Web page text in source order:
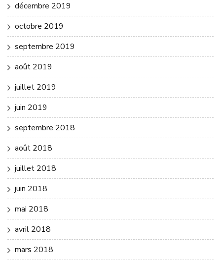
décembre 2019
octobre 2019
septembre 2019
août 2019
juillet 2019
juin 2019
septembre 2018
août 2018
juillet 2018
juin 2018
mai 2018
avril 2018
mars 2018